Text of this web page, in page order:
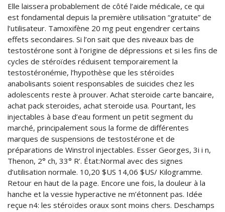
Elle laissera probablement de côté l’aide médicale, ce qui
est fondamental depuis la première utilisation “gratuite” de
l’utilisateur. Tamoxifène 20 mg peut engendrer certains
effets secondaires. Si l’on sait que des niveaux bas de
testostérone sont à l’origine de dépressions et si les fins de
cycles de stéroïdes réduisent temporairement la
testostéronémie, l’hypothèse que les stéroïdes
anabolisants soient responsables de suicides chez les
adolescents reste à prouver. Achat steroide carte bancaire,
achat pack steroides, achat steroide usa. Pourtant, les
injectables à base d’eau forment un petit segment du
marché, principalement sous la forme de différentes
marques de suspensions de testostérone et de
préparations de Winstrol injectables. Esser Georges, 3i i n,
Thenon, 2° ch, 33° R’. État:Normal avec des signes
d’utilisation normale. 10,20 $US 14,06 $US/ Kilogramme.
Retour en haut de la page. Encore une fois, la douleur à la
hanche et la vessie hyperactive ne m’étonnent pas. Idée
reçue n4: les stéroïdes oraux sont moins chers. Deschamps